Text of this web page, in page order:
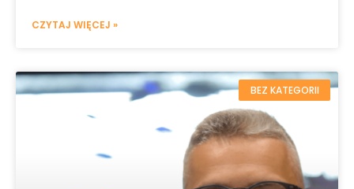
CZYTAJ WIĘCEJ »
BEZ KATEGORII